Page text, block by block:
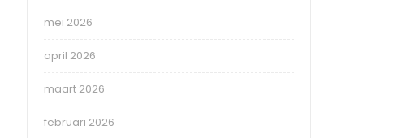
mei 2026
april 2026
maart 2026
februari 2026